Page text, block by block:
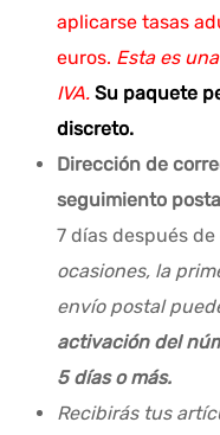
aplicarse tasas
euros. Esta es
IVA. Su paquete
discreto.
Dirección de
seguimiento
7 días después
ocasiones, la
envío postal
activación del
5 días o más.
Recibirás tus